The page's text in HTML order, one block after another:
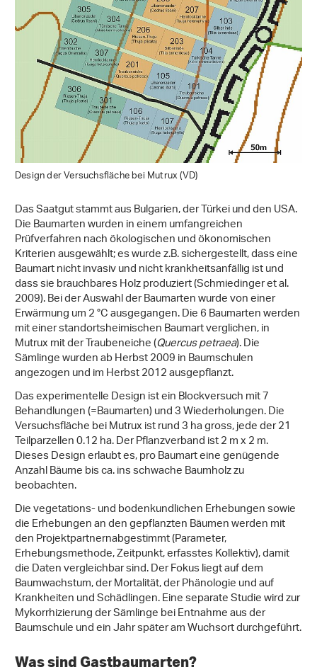
Design der Versuchsfläche bei Mutrux (VD)
Das Saatgut stammt aus Bulgarien, der Türkei und den USA.
Die Baumarten wurden in einem umfangreichen
Prüfverfahren nach ökologischen und ökonomischen
Kriterien ausgewählt; es wurde z.B. sichergestellt, dass eine
Baumart nicht invasiv und nicht krankheitsanfällig ist und
dass sie brauchbares Holz produziert (Schmiedinger et al.
2009). Bei der Auswahl der Baumarten wurde von einer
Erwärmung um 2 °C ausgegangen. Die 6 Baumarten werden
mit einer standortsheimischen Baumart verglichen, in
Mutrux mit der Traubeneiche (Quercus petraea). Die
Sämlinge wurden ab Herbst 2009 in Baumschulen
angezogen und im Herbst 2012 ausgepflanzt.
Das experimentelle Design ist ein Blockversuch mit 7
Behandlungen (=Baumarten) und 3 Wiederholungen. Die
Versuchsfläche bei Mutrux ist rund 3 ha gross, jede der 21
Teilparzellen 0.12 ha. Der Pflanzverband ist 2 m x 2 m.
Dieses Design erlaubt es, pro Baumart eine genügende
Anzahl Bäume bis ca. ins schwache Baumholz zu
beobachten.
Die vegetations- und bodenkundlichen Erhebungen sowie
die Erhebungen an den gepflanzten Bäumen werden mit
den Projektpartnernabgestimmt (Parameter,
Erhebungsmethode, Zeitpunkt, erfasstes Kollektiv), damit
die Daten vergleichbar sind. Der Fokus liegt auf dem
Baumwachstum, der Mortalität, der Phänologie und auf
Krankheiten und Schädlingen. Eine separate Studie wird zur
Mykorrhizierung der Sämlinge bei Entnahme aus der
Baumschule und ein Jahr später am Wuchsort durchgeführt.
Was sind Gastbaumarten?